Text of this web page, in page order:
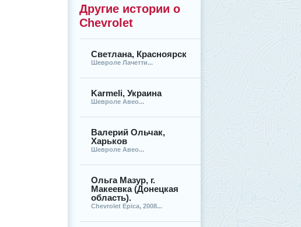
Другие истории о
Chevrolet
Светлана, Красноярск
Шевроле Лачетти...
Karmeli, Украина
Шевроле Авео...
Валерий Ольчак,
Харьков
Шевроле Авео...
Ольга Мазур, г.
Макеевка (Донецкая
область).
Chevrolet Epica, 2008...